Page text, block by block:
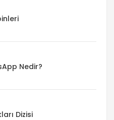
Nedir?
Dizisi